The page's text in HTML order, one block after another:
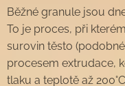
Běžné granule jsou
To je proces, při
surovin těsto
procesem extrudace,
tlaku a teplotě až